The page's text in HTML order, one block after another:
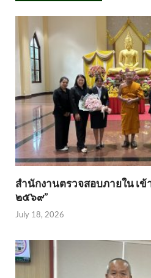
สำนักงานตรวจสอบภายใน เข้
๒๕๖๙”
July 18, 2026